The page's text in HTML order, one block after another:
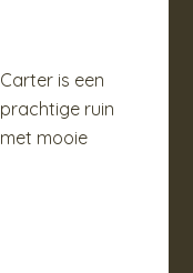
Carter is een
prachtige ruin
met mooie